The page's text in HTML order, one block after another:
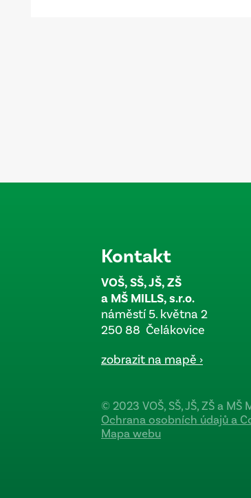
Kontakt
VOŠ, SŠ, JŠ, ZŠ
a MŠ MILLS, s.r.o.
náměstí 5. května 2
250 88 Čelákovice
zobrazit na mapě ›
© 2023 VOŠ, SŠ, JŠ, ZŠ a
Ochrana osobních údajů a
Mapa webu